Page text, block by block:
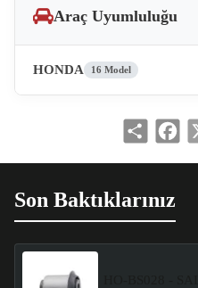
Araç Uyumluluğu
HONDA 16 Model
Share
Son Baktıklarınız